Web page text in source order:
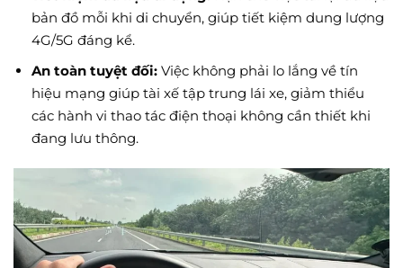
bản đồ mỗi khi di chuyển, giúp tiết kiệm dung lượng
4G/5G đáng kể.
An toàn tuyệt đối:Việc không phải lo lắng về tín
hiệu mạng giúp tài xế tập trung lái xe, giảm thiểu
các hành vi thao tác điện thoại không cần thiết khi
đang lưu thông.